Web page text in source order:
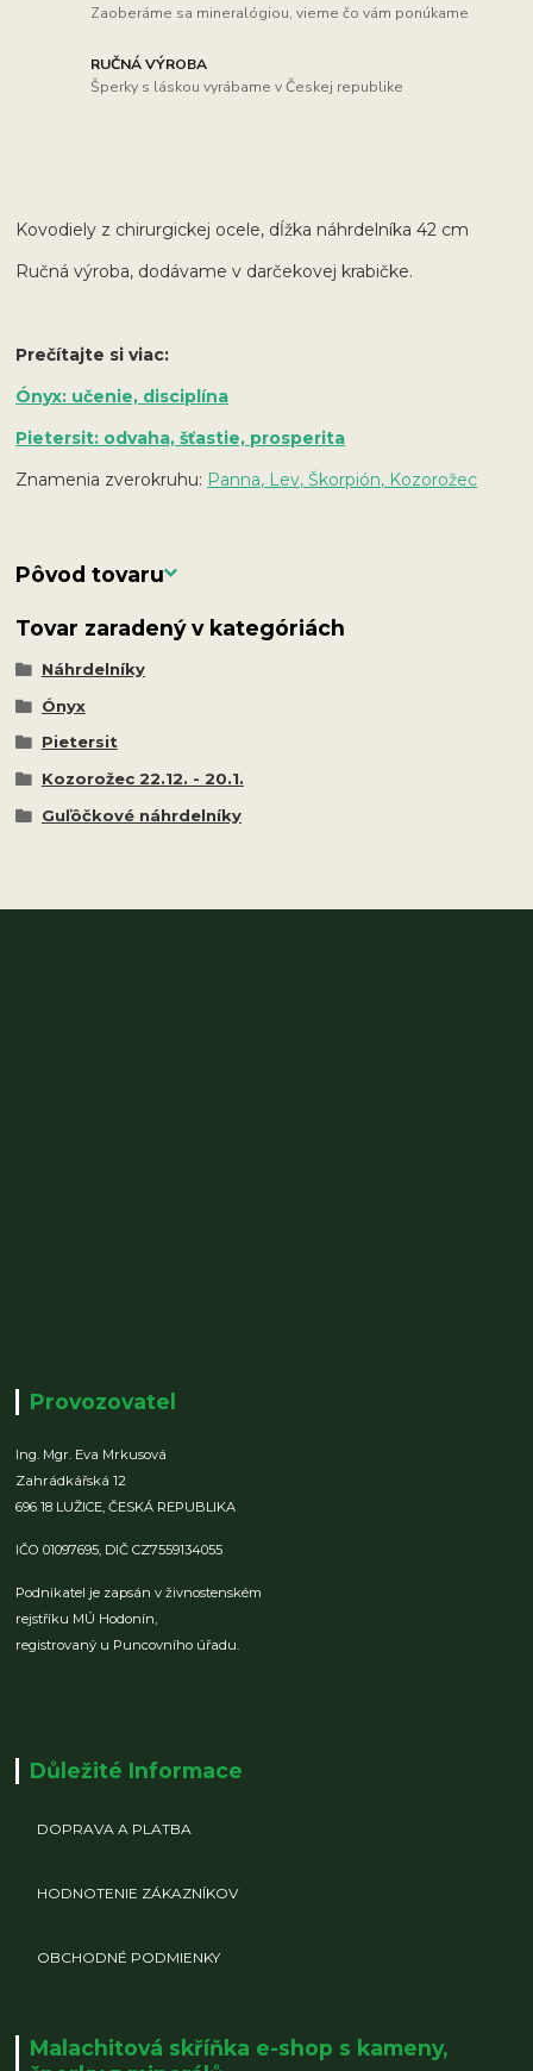
Zaoberáme sa mineralógiou, vieme čo vám ponúkame
RUČNÁ VÝROBA
Šperky s láskou vyrábame v Českej republike
Kovodiely z chirurgickej ocele, dĺžka náhrdelníka 42 cm
Ručná výroba, dodávame v darčekovej krabičke.
Prečítajte si viac:
Ónyx: učenie, disciplína
Pietersit: odvaha, šťastie, prosperita
Znamenia zverokruhu: Panna, Lev,Škorpión, Kozorožec
Pôvod tovaru
Tovar zaradený v kategóriách
Náhrdelníky
Ónyx
Pietersit
Kozorožec 22.12. - 20.1.
Guľôčkové náhrdelníky
Provozovatel
Ing. Mgr. Eva Mrkusová
Zahrádkářská 12
696 18 LUŽICE,ČESKÁ REPUBLIKA
IČO 01097695, DIČ CZ7559134055
Podnikatel je zapsán v živnostenském
rejstříku MÚ Hodonín,
registrovaný u Puncovního úřadu.
Důležité Informace
DOPRAVA A PLATBA
HODNOTENIE ZÁKAZNÍKOV
OBCHODNÉ PODMIENKY
Malachitová skříňka e-shop s kameny,